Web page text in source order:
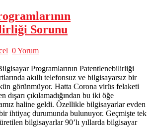
Sorunu
0 Yorum
Programlarının Patentlenebilirliği
akıllı telefonsuz ve bilgisayarsız bir
görünmüyor. Hatta Corona virüs felaketi
dışarı çıkılamadığından bu iki öğe
haline geldi. Özellikle bilgisayarlar evden
ihtiyaç durumunda bulunuyor. Geçmişte tek
bilgisayarlar 90’lı yıllarda bilgisayar